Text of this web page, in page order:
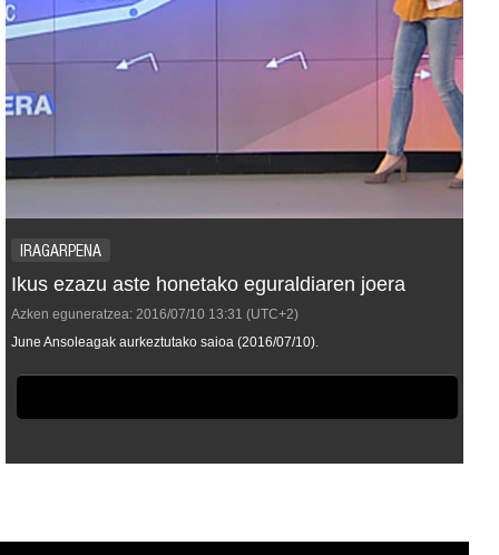
IRAGARPENA
Ikus ezazu aste honetako eguraldiaren joera
Azken eguneratzea: 2016/07/10 13:31 (UTC+2)
June Ansoleagak aurkeztutako saioa (2016/07/10).